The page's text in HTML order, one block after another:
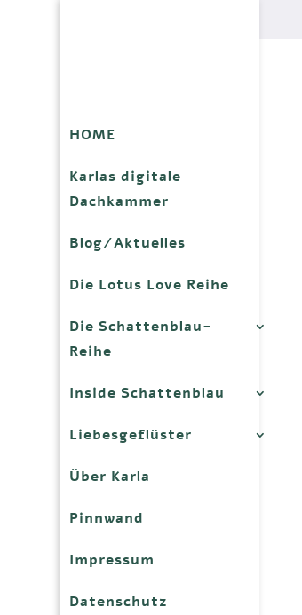
HOME
Karlas digitale
Dachkammer
Blog/Aktuelles
Die Lotus Love Reihe
Die Schattenblau-
Reihe
Inside Schattenblau
Liebesgeflüster
Über Karla
Pinnwand
Impressum
Datenschutz